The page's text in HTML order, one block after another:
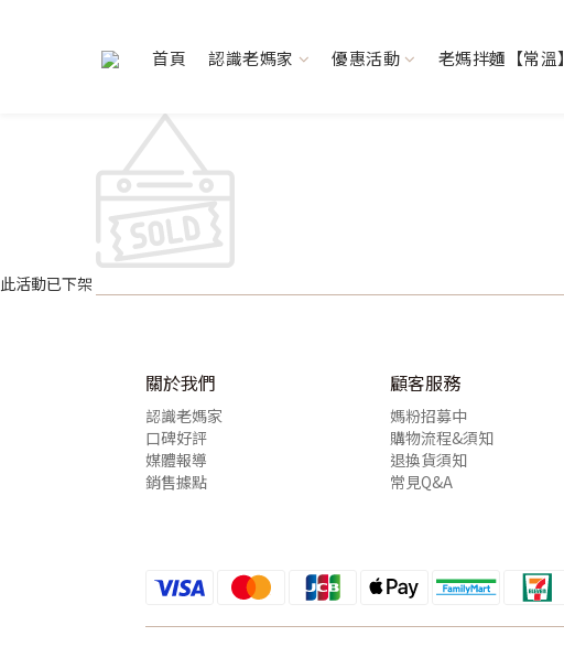
首頁 認識老媽家 優惠活動 老媽拌麵【常溫】
此活動已下架
關於我們
認識老媽家
口碑好評
媒體報導
銷售據點
顧客服務
媽粉招募中
購物流程&須知
退換貨須知
常見Q&A